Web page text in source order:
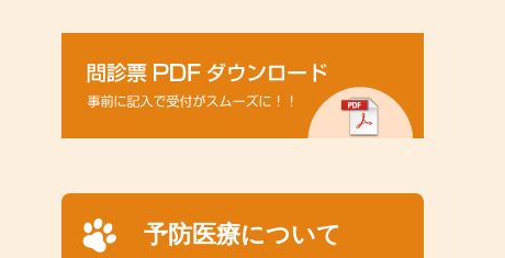
予防医療について